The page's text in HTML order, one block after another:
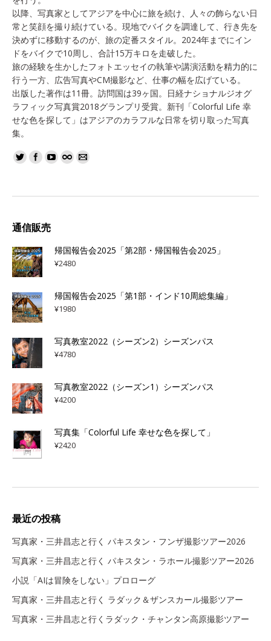
以降、写真家としてアジアを中心に旅を続け、人々の飾らない日
常と笑顔を撮り続けている。現地でバイクを調達して、行き先を
決めずに移動するのが、旅の定番スタイル。2024年までにイン
ドをバイクで10周し、合計15万キロを走破した。
旅の経験を生かしたフォトエッセイの執筆や講演活動を精力的に
行う一方、広告写真やCM撮影など、仕事の幅を広げている。
出版した著作は11冊。訪問国は39ヶ国。日経ナショナルジオグ
ラフィック写真賞2018グランプリ受賞。新刊「Colorful Life 幸
せな色を探して」はアジアのカラフルな日常を切り取った写真
集。
通信販売
帰国報告会2025「第2部・帰国報告会2025」
¥2480
帰国報告会2025「第1部・インド10周総集編」
¥1980
写真教室2022（シーズン2）シーズンパス
¥4780
写真教室2022（シーズン1）シーズンパス
¥4200
写真集「Colorful Life 幸せな色を探して」
¥2420
最近の投稿
写真家・三井昌志と行く パキスタン・フンザ撮影ツアー2026
写真家・三井昌志と行く パキスタン・ラホール撮影ツアー2026
小説「AIは冒険をしない」プロローグ
写真家・三井昌志と行く ラダック＆ザンスカール撮影ツアー
写真家・三井昌志と行くラダック・チャンタン高原撮影ツアー